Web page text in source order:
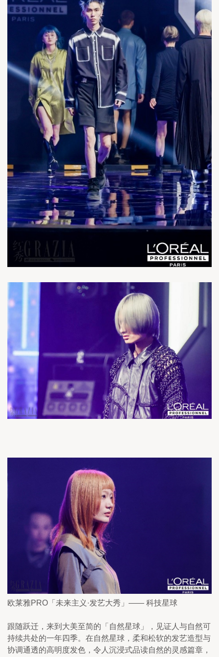
欧莱雅PRO「未来主义·发艺大秀」—— 科技星球
跟随跃迁，来到大美至简的「自然星球」，见证人与自然可
持续共处的一年四季。在自然星球，柔和松软的发艺造型与
协调通透的高明度发色，令人沉浸式品读自然的灵感篇章，